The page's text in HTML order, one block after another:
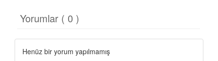
Yorumlar ( 0 )
Henüz bir yorum yapılmamış